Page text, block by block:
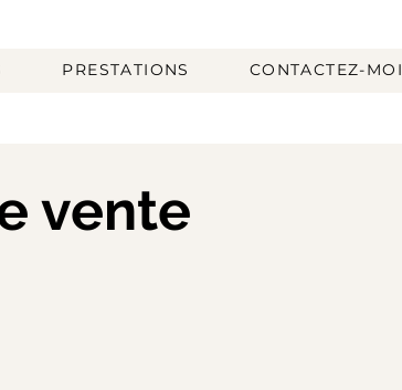
PRESTATIONS CONTACTEZ-MOI
vente